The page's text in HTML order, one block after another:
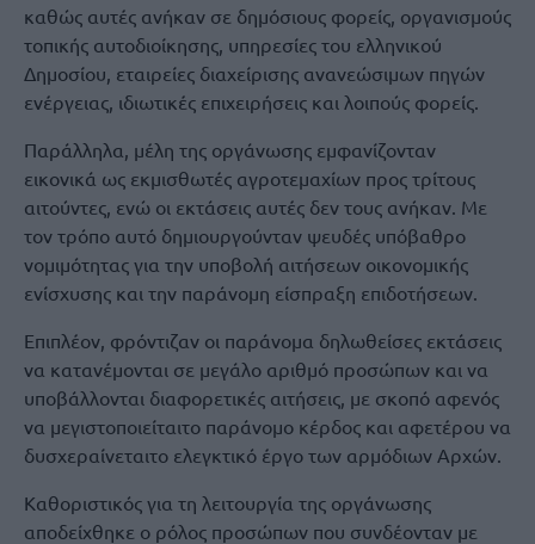
καθώς αυτές ανήκαν σε δημόσιους φορείς, οργανισμούς
τοπικής αυτοδιοίκησης, υπηρεσίες του ελληνικού
Δημοσίου, εταιρείες διαχείρισης ανανεώσιμων πηγών
ενέργειας, ιδιωτικές επιχειρήσεις και λοιπούς φορείς.
Παράλληλα, μέλη της οργάνωσης εμφανίζονταν
εικονικά ως εκμισθωτές αγροτεμαχίων προς τρίτους
αιτούντες, ενώ οι εκτάσεις αυτές δεν τους ανήκαν. Με
τον τρόπο αυτό δημιουργούνταν ψευδές υπόβαθρο
νομιμότητας για την υποβολή αιτήσεων οικονομικής
ενίσχυσης και την παράνομη είσπραξη επιδοτήσεων.
Επιπλέον, φρόντιζαν οι παράνομα δηλωθείσες εκτάσεις
να κατανέμονται σε μεγάλο αριθμό προσώπων και να
υποβάλλονται διαφορετικές αιτήσεις, με σκοπό αφενός
να μεγιστοποιείταιτο παράνομο κέρδος και αφετέρου να
δυσχεραίνεταιτο ελεγκτικό έργο των αρμόδιων Αρχών.
Καθοριστικός για τη λειτουργία της οργάνωσης
αποδείχθηκε ο ρόλος προσώπων που συνδέονταν με